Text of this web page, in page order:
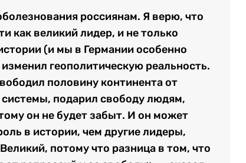
россиянам. Я верю, что
как великий лидер, и не только
(и мы в Германии особенно
геополитическую реальность.
половину континента от
подарил свободу людям,
он не будет забыт. И он может
в истории, чем другие лидеры,
потому что разница в том, что